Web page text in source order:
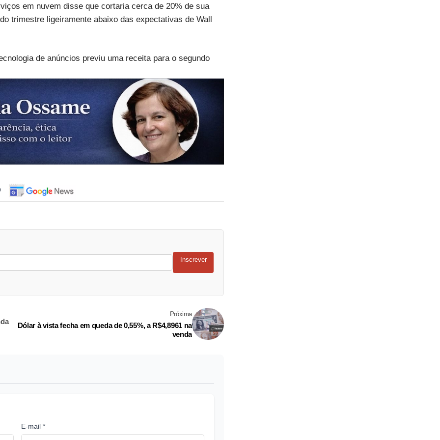
em nuvem disse que cortaria cerca de 20% de sua
trimestre ligeiramente abaixo das expectativas de Wall
de anúncios previu uma receita para o segundo
Inscrever
Próxima
Dólar à vista fecha em queda de 0,55%, a R$4,8961 na
venda
E-mail *